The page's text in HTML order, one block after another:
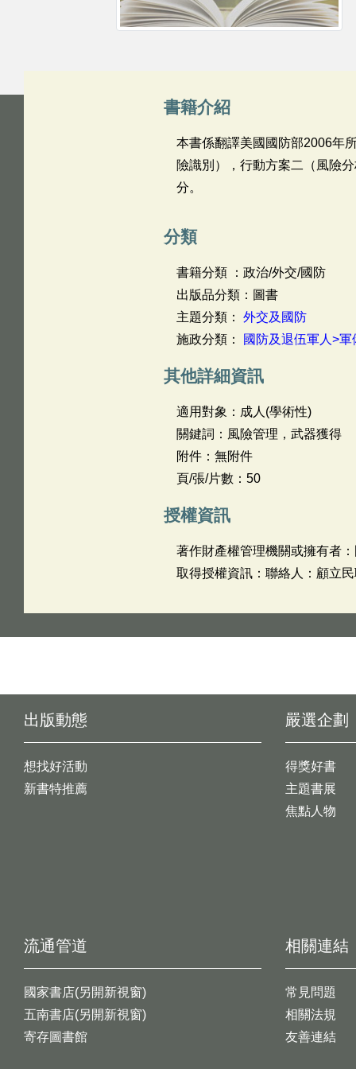
書籍介紹
本書係翻譯美國國防部2006年
險識別），行動方案二（風險
分。
分類
書籍分類 ：政治/外交/國防
出版品分類：圖書
主題分類： 外交及國防
施政分類：
國防及退伍軍人>
其他詳細資訊
適用對象：成人(學術性)
關鍵詞：風險管理，武器獲得
附件：無附件
頁/張/片數：50
授權資訊
著作財產權管理機關或擁有者
取得授權資訊：聯絡人：顧立
出版動態
想找好活動
新書特推薦
嚴選企劃
得獎好書
主題書展
焦點人物
流通管道
國家書店(另開新視窗)
五南書店(另開新視窗)
寄存圖書館
相關連結
常見問題
相關法規
友善連結